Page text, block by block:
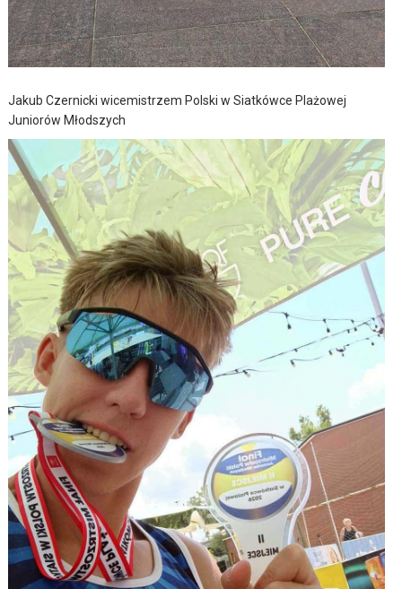
Jakub Czernicki wicemistrzem Polski w Siatkówce Plażowej
Juniorów Młodszych